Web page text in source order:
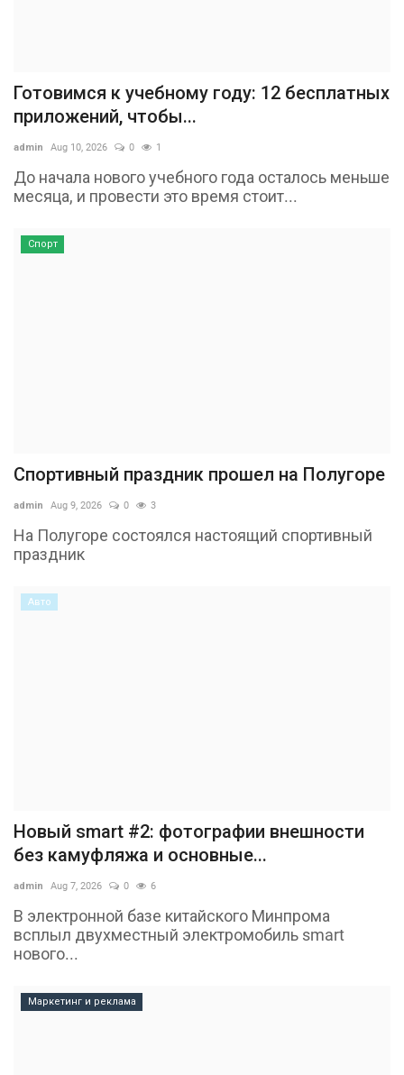
Готовимся к учебному году: 12 бесплатных
приложений, чтобы...
admin Aug 10, 2026 0 1
До начала нового учебного года осталось меньше
месяца, и провести это время стоит...
Спорт
Спортивный праздник прошел на Полугоре
admin Aug 9, 2026 0 3
На Полугоре состоялся настоящий спортивный
праздник
Авто
Новый smart #2: фотографии внешности
без камуфляжа и основные...
admin Aug 7, 2026 0 6
В электронной базе китайского Минпрома
всплыл двухместный электромобиль smart
нового...
Маркетинг и реклама